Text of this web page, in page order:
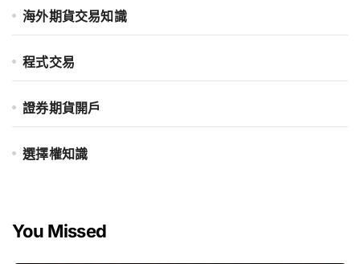
海外期貨交易知識
程式交易
證券期貨開戶
選擇權知識
You Missed